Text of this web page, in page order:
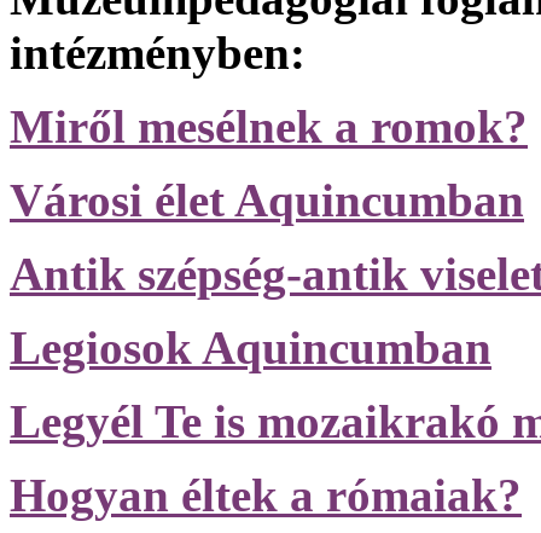
intézményben:
Miről mesélnek a romok?
Városi élet Aquincumban
Antik szépség-antik
Legiosok Aquincumban
Legyél Te is mozaikrakó
Hogyan éltek a rómaiak?